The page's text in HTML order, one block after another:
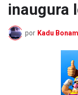
inaugura
por Kadu